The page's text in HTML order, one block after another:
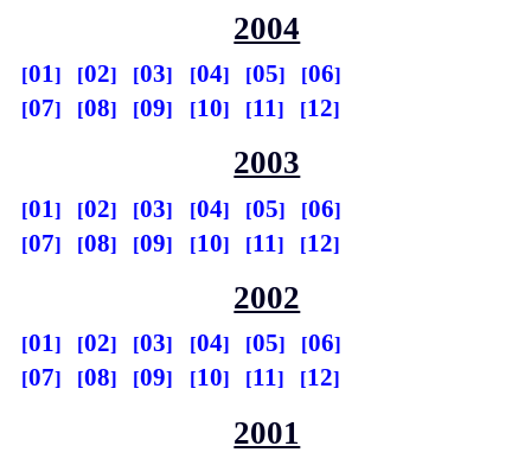
2004
01 02 03 04 05
06
07
08 09 10 11 12
2003
01 02 03 04 05
06
07
08 09 10 11 12
2002
01 02 03 04 05
06
07
08 09 10 11 12
2001